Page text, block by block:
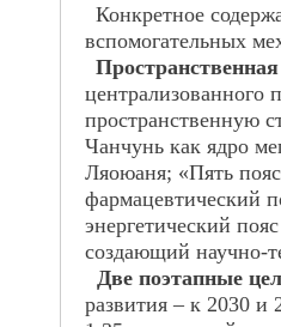
Конкретное
вспомогательных
централизованного
пространственную
Чанчунь как ядро
Ляоюаня; «Пять
фармацевтический
энергетический
создающий научно-
Две поэтапные
развития – к 2030 и